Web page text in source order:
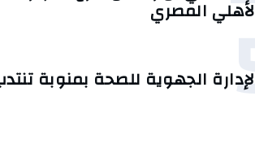
المصري
الجهوية للصحة بمنوبة